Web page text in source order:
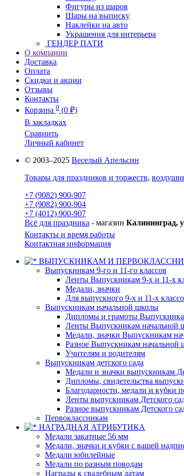
Фигуры из шаров
Шары на выписку
Наклейки на авто
Украшения для интерьера
ГЕНДЕР ПАТИ
О компании
Доставка
Оплата
Скидки и акции
Отзывы
Контакты
Корзина 0 (0 ₽)
В закладках
Сравнить
Личный кабинет
© 2003–2025 Веселый Апельсин
Товары для праздников и торжеств,
+7 (9082) 900-907
+7 (9082) 900-904
+7 (4012) 900-907
Всё для праздника - магазин Калининград,
Контакты и время работы
Контактная информация
ВЫПУСКНИКАМ И
Выпускникам 9-го и 11-го классов
Ленты Выпускникам 9-х и 11-х
Медали, значки
Для выпускного 9-х и 11-х
Выпускникам начальной школы
Дипломы и грамоты
Ленты Выпускникам начальной
Медали, значки Выпускникам
Разное Выпускникам начальной
Учителям и родителям
Выпускникам детского сада
Медали и значки выпускникам
Дипломы, свидетельства
Благодарности, медали и кубки
Ленты выпускникам Детского
Разное выпускникам Детского
Первоклассникам
НАГРАДНАЯ АТРИБУТИКА
Медали закатные 56 мм
Медали, значки и кубки с вашей
Медали юбилейные
Медали по разным поводам
Награды к свадебным датам